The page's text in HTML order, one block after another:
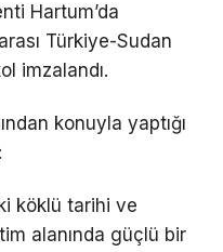
Hartum’da
Türkiye-Sudan
imzalandı.
konuyla yaptığı
köklü tarihi ve
alanında güçlü bir